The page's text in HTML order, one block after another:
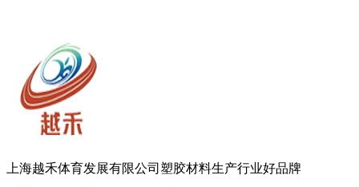
上海越禾体育发展有限公司 塑胶材料生产行业好品牌